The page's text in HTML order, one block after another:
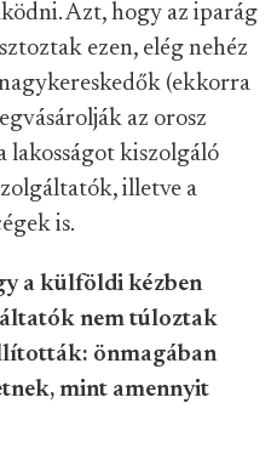
Azt, hogy az iparág
ezen, elég nehéz
(ekkorra
az orosz
lakosságot kiszolgáló
illetve a
is.
a külföldi kézben
nem túloztak
önmagában
mint amennyit